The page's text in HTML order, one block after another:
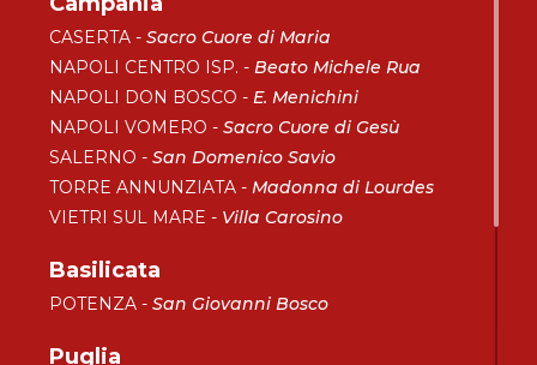
CASERTA -Sacro Cuore di Maria
NAPOLI CENTRO ISP. -Beato Michele Rua
NAPOLI DON BOSCO -E. Menichini
NAPOLI VOMERO -Sacro Cuore di Gesù
SALERNO -San Domenico Savio
TORRE ANNUNZIATA -Madonna di Lourdes
VIETRI SUL MARE - Villa Carosino
Basilicata
POTENZA -San Giovanni Bosco
Puglia